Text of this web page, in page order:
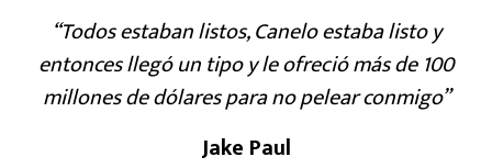
“Todos estaban listos, Canelo estaba listo y
entonces llegó un tipo y le ofreció más de 100
millones de dólares para no pelear conmigo”
Jake Paul